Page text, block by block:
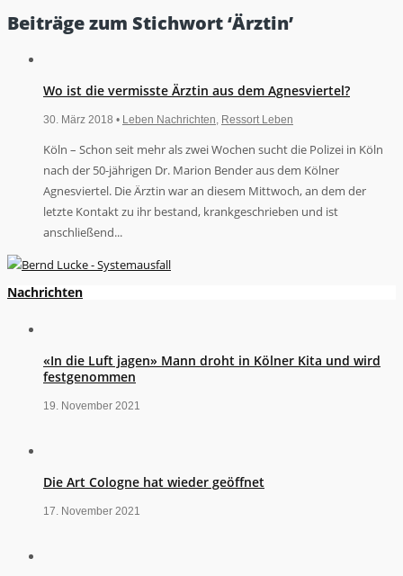
Beiträge zum Stichwort ‘Ärztin’
Wo ist die vermisste Ärztin aus dem Agnesviertel?
30. März 2018 • Leben Nachrichten Ressort Leben
Köln – Schon seit mehr als zwei Wochen sucht die Polizei in Köln
nach der 50-jährigen Dr. Marion Bender aus dem Kölner
Agnesviertel. Die Ärztin war an diesem Mittwoch, an dem der
letzte Kontakt zu ihr bestand, krankgeschrieben und ist
anschließend...
Nachrichten
«In die Luft jagen» Mann droht in Kölner Kita und wird
festgenommen
19. November 2021
Die Art Cologne hat wieder geöffnet
17. November 2021